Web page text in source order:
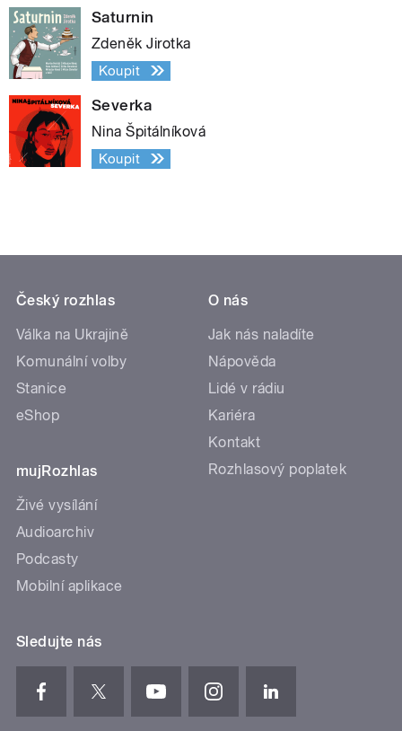
Saturnin
Zdeněk Jirotka
Koupit
Severka
Nina Špitálníková
Koupit
Český rozhlas
Válka na Ukrajině
Komunální volby
Stanice
eShop
mujRozhlas
Živé vysílání
Audioarchiv
Podcasty
Mobilní aplikace
O nás
Jak nás naladíte
Nápověda
Lidé v rádiu
Kariéra
Kontakt
Rozhlasový poplatek
Sledujte nás